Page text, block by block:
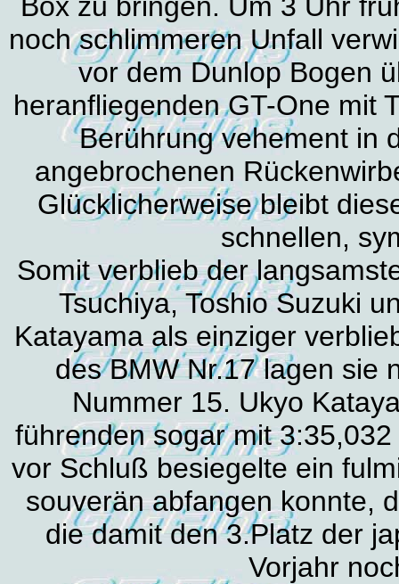
noch schlimmeren Unfall
vor dem Dunlop Bogen
heranfliegenden GT-One mit
Berührung vehement in
angebrochenen
Glücklicherweise bleibt
schnellen,
Somit verblieb der
Tsuchiya, Toshio Suzuki
Katayama als einziger
des BMW Nr.17 lagen sie
Nummer 15. Ukyo
führenden sogar mit
vor Schluß besiegelte ein
souverän abfangen konnte,
die damit den 3.Platz der
Vorjahr